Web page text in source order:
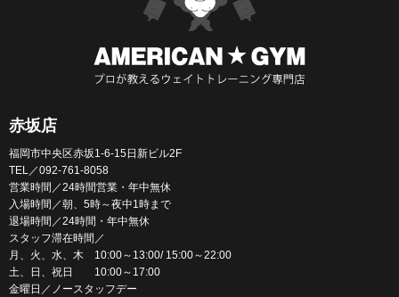
赤坂店
福岡市中央区赤坂1-6-15日新ビル2F
TEL／092-761-8058
営業時間／24時間営業・年中無休
入場時間／朝、5時～夜中1時まで
退場時間／24時間・年中無休
スタッフ滞在時間／
月、火、水、木 10:00～13:00/ 15:00～22:00
土、日、祝日 10:00～17:00
金曜日／ノースタッフデー